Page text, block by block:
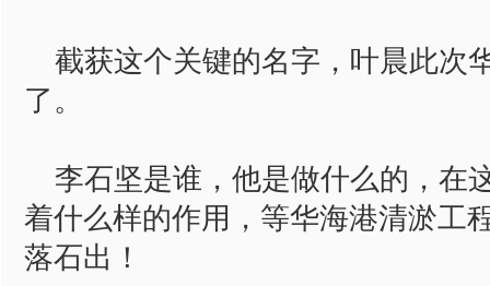
截获这个关键的名字，叶晨此次
了。
李石坚是谁，他是做什么的，在
着什么样的作用，等华海港清淤工
落石出！